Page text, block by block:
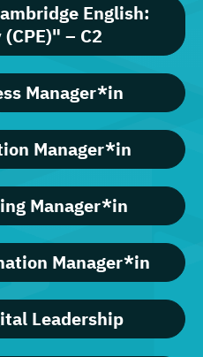
English:
– C2
Manager*in
Manager*in
Manager*in
Manager*in
Leadership